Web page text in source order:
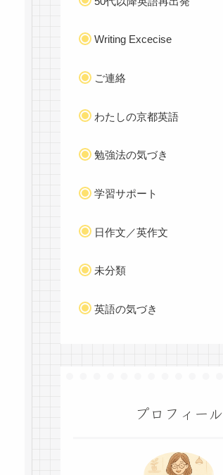
Writing Excecise
ご連絡
わたしの京都英語
勉強法の気づき
学習サポート
日作文／英作文
未分類
英語の気づき
プロフィール